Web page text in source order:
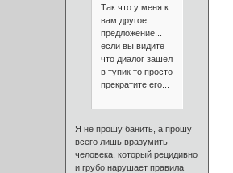
Так что у меня к
вам другое
предложение...
если вы видите
что диалог зашел
в тупик то просто
прекратите его...
Я не прошу банить, а прошу
всего лишь вразумить
человека, который рецидивно
и грубо нарушает правила